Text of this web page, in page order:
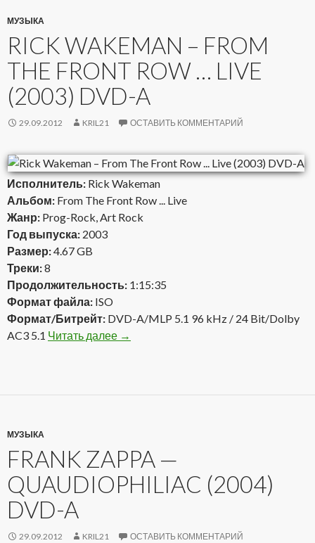
МУЗЫКА
RICK WAKEMAN – FROM
THE FRONT ROW … LIVE
(2003) DVD-A
29.09.2012 KRIL21 ОСТАВИТЬ КОММЕНТАРИЙ
Исполнитель: Rick Wakeman
Альбом: From The Front Row ... Live
Жанр: Prog-Rock, Art Rock
Год выпуска: 2003
Размер:4.67 GB
Треки:8
Продолжительность: 1:15:35
Формат файла: ISO
Формат/Битрейт: DVD-A/MLP 5.1 96 kHz / 24 Bit/Dolby
AC3 5.1 Читать далее Rick Wakeman – From The Front Row
→
МУЗЫКА
FRANK ZAPPA —
QUAUDIOPHILIAC (2004)
DVD-A
29.09.2012 KRIL21 ОСТАВИТЬ КОММЕНТАРИЙ